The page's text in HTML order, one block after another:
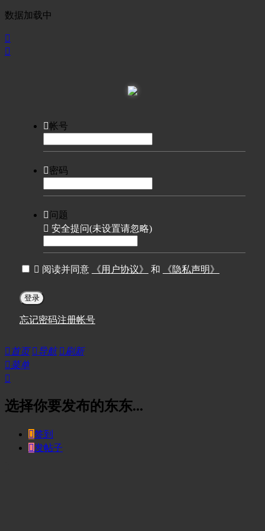
数据加载中


帐号
密码
问题
 安全提问(未设置请忽略)
 阅读并同意 《用户协议》 和 《隐私声明》
登录
忘记密码注册帐号
 首页 导航  刷新
菜单

选择你要发布的东东...
签到
发帖子